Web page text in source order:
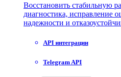
Восстановить стабильную
диагностика, исправление
надежности и
API интеграции
Telegram API